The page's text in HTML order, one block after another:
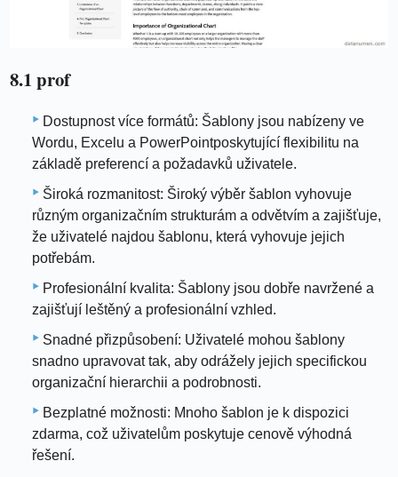
8.1 prof
Dostupnost více formátů: Šablony jsou nabízeny ve
Wordu, Excelu a PowerPointposkytující flexibilitu na
základě preferencí a požadavků uživatele.
Široká rozmanitost: Široký výběr šablon vyhovuje
různým organizačním strukturám a odvětvím a zajišťuje,
že uživatelé najdou šablonu, která vyhovuje jejich
potřebám.
Profesionální kvalita: Šablony jsou dobře navržené a
zajišťují leštěný a profesionální vzhled.
Snadné přizpůsobení: Uživatelé mohou šablony
snadno upravovat tak, aby odrážely jejich specifickou
organizační hierarchii a podrobnosti.
Bezplatné možnosti: Mnoho šablon je k dispozici
zdarma, což uživatelům poskytuje cenově výhodná
řešení.